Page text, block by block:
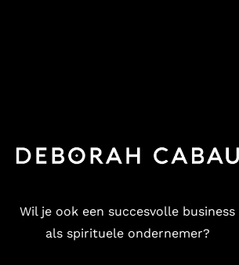
Wil je ook een succesvolle business
als spirituele ondernemer?